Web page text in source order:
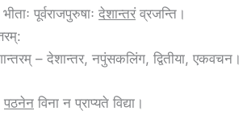
पूर्वराजपुरुषाः देशान्तरंव्रजन्ति।
– देशान्तर, नपुंसकलिंग, द्वितीया, एकवचन।
पठनेन विना न प्राप्यते विद्या।